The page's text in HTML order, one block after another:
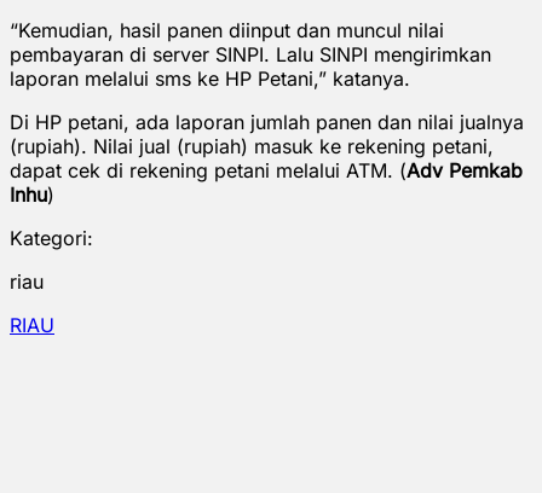
“Kemudian, hasil panen diinput dan muncul nilai
pembayaran di server SINPI. Lalu SINPI mengirimkan
laporan melalui sms ke HP Petani,” katanya.
Di HP petani, ada laporan jumlah panen dan nilai jualnya
(rupiah). Nilai jual (rupiah) masuk ke rekening petani,
dapat cek di rekening petani melalui ATM. (Adv Pemkab
Inhu)
Kategori:
riau
RIAU